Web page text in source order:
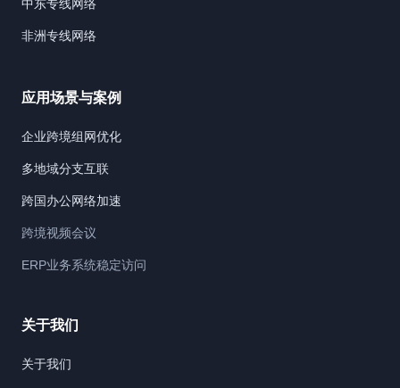
中东专线网络
非洲专线网络
应用场景与案例
企业跨境组网优化
多地域分支互联
跨国办公网络加速
跨境视频会议
ERP业务系统稳定访问
关于我们
关于我们